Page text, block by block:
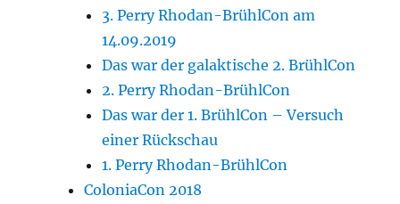
3. Perry Rhodan-BrühlCon am
14.09.2019
Das war der galaktische 2. BrühlCon
2. Perry Rhodan-BrühlCon
Das war der 1. BrühlCon – Versuch
einer Rückschau
1. Perry Rhodan-BrühlCon
ColoniaCon 2018